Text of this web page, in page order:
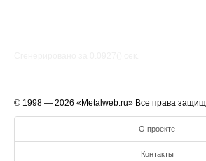
© 1998 — 2026 «Metalweb.ru» Все права
О проекте
Контакты